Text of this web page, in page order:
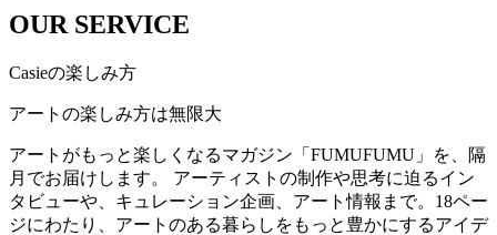
OUR SERVICE
Casieの楽しみ方
アートの楽しみ方は無限大
アートがもっと楽しくなるマガジン「FUMUFUMU」を、隔
月でお届けします。 アーティストの制作や思考に迫るイン
タビューや、キュレーション企画、アート情報まで。18ペー
ジにわたり、アートのある暮らしをもっと豊かにするアイデ